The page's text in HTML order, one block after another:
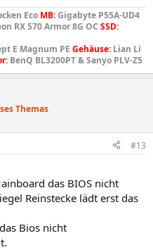
Eco MB:Gigabyte P55A-UD4
RX 570 Armor 8G OC SSD:
E Magnum PE Gehäuse: Lian Li
BenQ BL3200PT & Sanyo PLV-Z5
Themas
#13
das BIOS nicht
Reinstecke lädt erst das
Bios nicht